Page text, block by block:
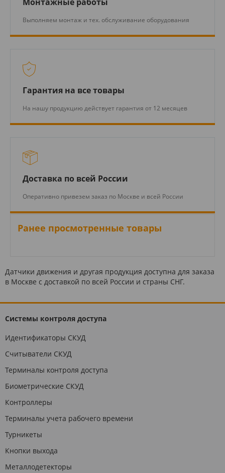
Выполняем монтаж и тех. обслуживание оборудования
Гарантия на все товары
На нашу продукцию действует гарантия от 12 месяцев
Доставка по всей России
Оперативно привезем заказ по Москве и всей России
Ранее просмотренные товары
Датчики движения и другая продукция доступна для заказа
в Москве с доставкой по всей России и страны СНГ.
Системы контроля доступа
Идентификаторы СКУД
Считыватели СКУД
Терминалы контроля доступа
Биометрические СКУД
Контроллеры
Терминалы учета рабочего времени
Турникеты
Кнопки выхода
Металлодетекторы